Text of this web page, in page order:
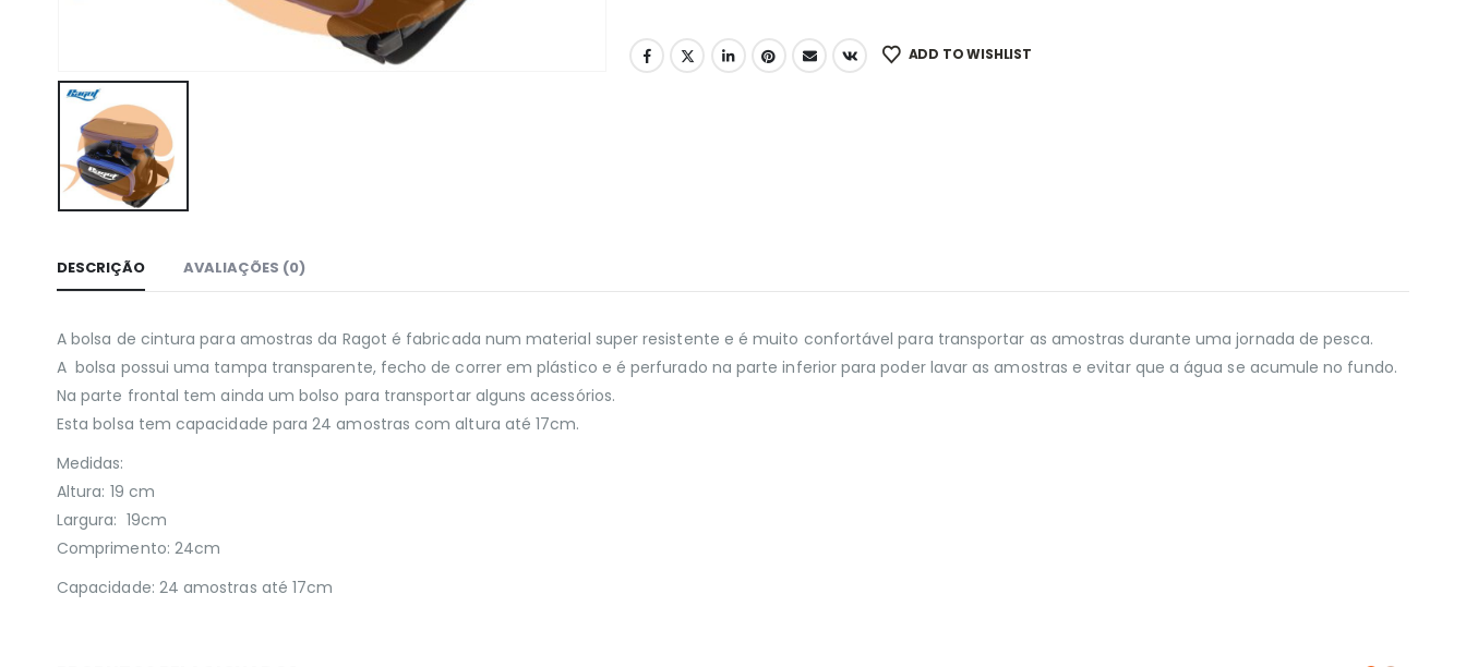
ADD TO WISHLIST
DESCRIÇÃO AVALIAÇÕES (0)
A bolsa de cintura para amostras da Ragot é fabricada num material super resistente e é muito confortável para transportar as amostras durante uma jornada de pesca.
A bolsa possui uma tampa transparente, fecho de correr em plástico e é perfurado na parte inferior para poder lavar as amostras e evitar que a água se acumule no fundo.
Na parte frontal tem ainda um bolso para transportar alguns acessórios.
Esta bolsa tem capacidade para 24 amostras com altura até 17cm.
Medidas:
Altura: 19 cm
Largura: 19cm
Comprimento: 24cm
Capacidade: 24 amostras até 17cm